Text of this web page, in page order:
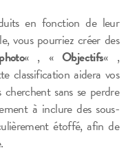
en fonction de leur
vous pourriez créer des
« , «Objectifs« ,
classification aidera vos
sans se perdre
à inclure des sous-
étoffé, afin de